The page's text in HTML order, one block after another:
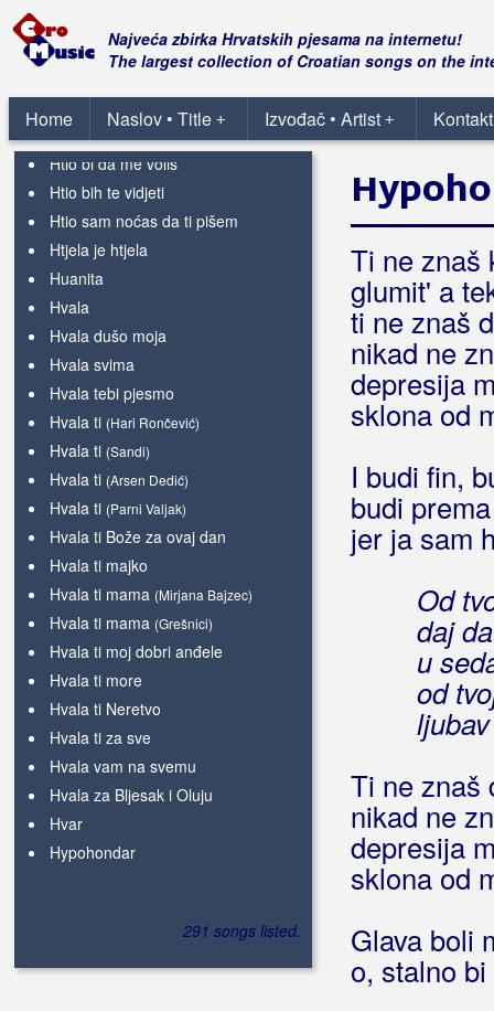
Najveća zbirka Hrvatskih pjesama na internetu!
The largest collection of Croatian songs on the
Home +
Naslov • Title +
Izvođač • Artist
Hrvatski vojnik
Hrvatsko Podunavlje
Hrvatsko proljeće
Hrvatskoga roda sin
Htio bi da me voliš
Htio bih te vidjeti
Htio sam noćas da ti pišem
Htjela je htjela
Huanita
Hvala
Hvala dušo moja
Hvala svima
Hvala tebi pjesmo
Hvala ti (Hari Rončević)
Hvala ti (Sandi)
Hvala ti (Arsen Dedić)
Hvala ti (Parni Valjak)
Hvala ti Bože za ovaj dan
Hvala ti majko
Hvala ti mama (Mirjana Bajzec)
Hvala ti mama (Grešnici)
Hvala ti moj dobri anđele
Hvala ti more
Hvala ti Neretvo
Hvala ti za sve
Hvala vam na svemu
Hvala za Bljesak i Oluju
Hvar
Hypohondar
291 songs listed.
Ti ne znaš
glumit' a
ti ne znaš
nikad ne
depresija
sklona od
I budi fin,
budi
jer ja sam
Od
daj
u
od
Ti ne znaš
nikad ne
depresija
sklona od
Glava boli
o, stalno